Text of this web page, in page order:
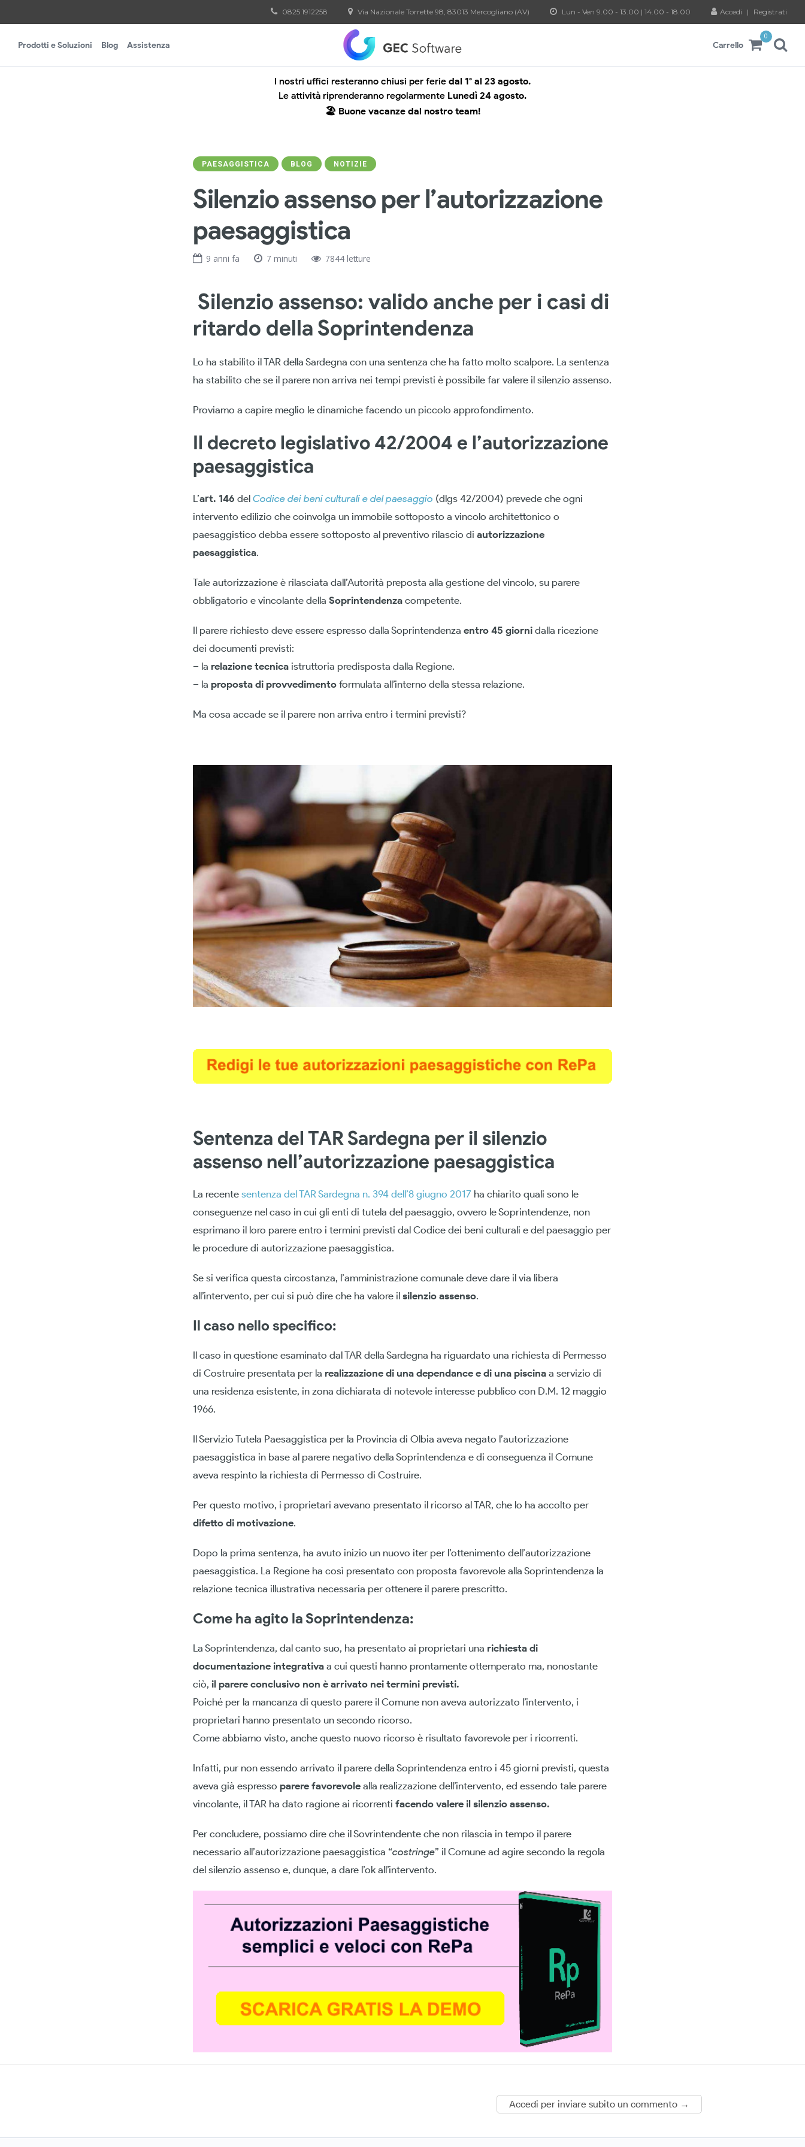
0825 1912258 Via Nazionale Torrette 98, 83013 Mercogliano (AV) Lun - Ven 9.00 - 13.00 | 14.00 - 18.00 Accedi | Registrati
Prodotti e Soluzioni Blog Assistenza Carrello
0
I nostri uffici resteranno chiusi per ferie dal 1° al 23 agosto.
Le attività riprenderanno regolarmente Lunedì 24 agosto.
🏖️ Buone vacanze dal nostro team!
PAESAGGISTICA BLOG NOTIZIE
Silenzio assenso per l’autorizzazione
paesaggistica
9 anni fa 7 minuti 7844 letture
Silenzio assenso: valido anche per i casi di
ritardo della Soprintendenza
Lo ha stabilito il TAR della Sardegna con una sentenza che ha fatto molto scalpore. La sentenza
ha stabilito che se il parere non arriva nei tempi previsti è possibile far valere il silenzio assenso.
Proviamo a capire meglio le dinamiche facendo un piccolo approfondimento.
Il decreto legislativo 42/2004 e l’autorizzazione
paesaggistica
L’art. 146 del Codice dei beni culturali e del paesaggio (dlgs 42/2004) prevede che ogni
intervento edilizio che coinvolga un immobile sottoposto a vincolo architettonico o
paesaggistico debba essere sottoposto al preventivo rilascio di autorizzazione
paesaggistica.
Tale autorizzazione è rilasciata dall’Autorità preposta alla gestione del vincolo, su parere
obbligatorio e vincolante della Soprintendenza competente.
Il parere richiesto deve essere espresso dalla Soprintendenza entro 45 giorni dalla ricezione
dei documenti previsti:
– la relazione tecnica istruttoria predisposta dalla Regione.
– la proposta di provvedimento formulata all’interno della stessa relazione.
Ma cosa accade se il parere non arriva entro i termini previsti?
Sentenza del TAR Sardegna per il silenzio
assenso nell’autorizzazione paesaggistica
La recente sentenza del TAR Sardegna n. 394 dell’8 giugno 2017 ha chiarito quali sono le
conseguenze nel caso in cui gli enti di tutela del paesaggio, ovvero le Soprintendenze, non
esprimano il loro parere entro i termini previsti dal Codice dei beni culturali e del paesaggio per
le procedure di autorizzazione paesaggistica.
Se si verifica questa circostanza, l’amministrazione comunale deve dare il via libera
all’intervento, per cui si può dire che ha valore il silenzio assenso.
Il caso nello specifico:
Il caso in questione esaminato dal TAR della Sardegna ha riguardato una richiesta di Permesso
di Costruire presentata per la realizzazione di una dependance e di una piscina a servizio di
una residenza esistente, in zona dichiarata di notevole interesse pubblico con D.M. 12 maggio
1966.
Il Servizio Tutela Paesaggistica per la Provincia di Olbia aveva negato l’autorizzazione
paesaggistica in base al parere negativo della Soprintendenza e di conseguenza il Comune
aveva respinto la richiesta di Permesso di Costruire.
Per questo motivo, i proprietari avevano presentato il ricorso al TAR, che lo ha accolto per
difetto di motivazione.
Dopo la prima sentenza, ha avuto inizio un nuovo iter per l’ottenimento dell’autorizzazione
paesaggistica. La Regione ha così presentato con proposta favorevole alla Soprintendenza la
relazione tecnica illustrativa necessaria per ottenere il parere prescritto.
Come ha agito la Soprintendenza:
La Soprintendenza, dal canto suo, ha presentato ai proprietari una richiesta di
documentazione integrativa a cui questi hanno prontamente ottemperato ma, nonostante
ciò, il parere conclusivo non è arrivato nei termini previsti.
Poiché per la mancanza di questo parere il Comune non aveva autorizzato l’intervento, i
proprietari hanno presentato un secondo ricorso.
Come abbiamo visto, anche questo nuovo ricorso è risultato favorevole per i ricorrenti.
Infatti, pur non essendo arrivato il parere della Soprintendenza entro i 45 giorni previsti, questa
aveva già espresso parere favorevole alla realizzazione dell’intervento, ed essendo tale parere
vincolante, il TAR ha dato ragione ai ricorrenti facendo valere il silenzio assenso.
Per concludere, possiamo dire che il Sovrintendente che non rilascia in tempo il parere
necessario all’autorizzazione paesaggistica “costringe” il Comune ad agire secondo la regola
del silenzio assenso e, dunque, a dare l’ok all’intervento.
Accedi per inviare subito un commento →